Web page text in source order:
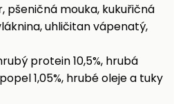
pšeničná mouka, kukuřičná
uhličitan vápenatý,
protein 10,5%, hrubá
1,05%, hrubé oleje a tuky